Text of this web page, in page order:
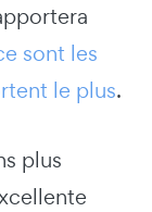
sont les
le plus.
plus